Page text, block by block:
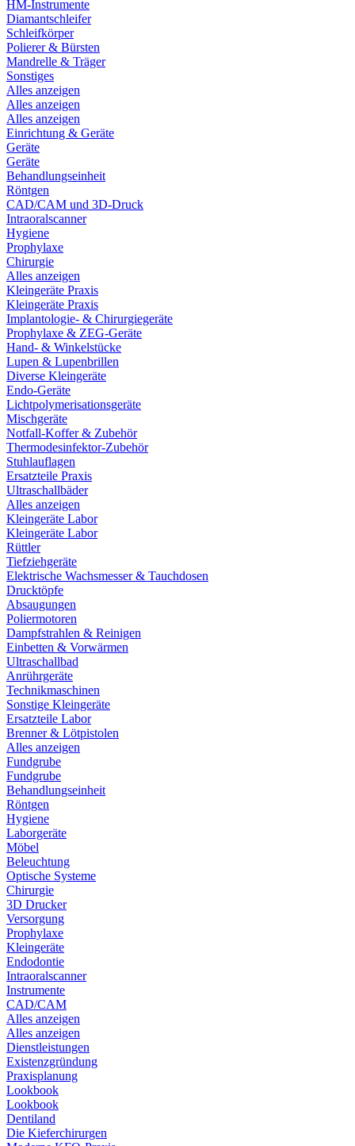
HM-Instrumente
Diamantschleifer
Schleifkörper
Polierer & Bürsten
Mandrelle & Träger
Sonstiges
Alles anzeigen
Alles anzeigen
Alles anzeigen
Einrichtung & Geräte
Geräte
Geräte
Behandlungseinheit
Röntgen
CAD/CAM und 3D-Druck
Intraoralscanner
Hygiene
Prophylaxe
Chirurgie
Alles anzeigen
Kleingeräte Praxis
Kleingeräte Praxis
Implantologie- & Chirurgiegeräte
Prophylaxe & ZEG-Geräte
Hand- & Winkelstücke
Lupen & Lupenbrillen
Diverse Kleingeräte
Endo-Geräte
Lichtpolymerisationsgeräte
Mischgeräte
Notfall-Koffer & Zubehör
Thermodesinfektor-Zubehör
Stuhlauflagen
Ersatzteile Praxis
Ultraschallbäder
Alles anzeigen
Kleingeräte Labor
Kleingeräte Labor
Rüttler
Tiefziehgeräte
Elektrische Wachsmesser & Tauchdosen
Drucktöpfe
Absaugungen
Poliermotoren
Dampfstrahlen & Reinigen
Einbetten & Vorwärmen
Ultraschallbad
Anrührgeräte
Technikmaschinen
Sonstige Kleingeräte
Ersatzteile Labor
Brenner & Lötpistolen
Alles anzeigen
Fundgrube
Fundgrube
Behandlungseinheit
Röntgen
Hygiene
Laborgeräte
Möbel
Beleuchtung
Optische Systeme
Chirurgie
3D Drucker
Versorgung
Prophylaxe
Kleingeräte
Endodontie
Intraoralscanner
Instrumente
CAD/CAM
Alles anzeigen
Alles anzeigen
Dienstleistungen
Existenzgründung
Praxisplanung
Lookbook
Lookbook
Dentiland
Die Kieferchirurgen